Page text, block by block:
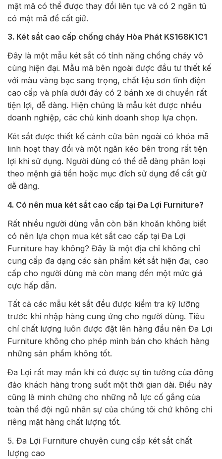
mật mã có thể được thay đổi liên tục và có 2 ngăn tủ
có mật mã để cất giữ.
3. Két sắt cao cấp chống cháy Hòa Phát KS168K1C1
Đây là một mẫu két sắt có tính năng chống cháy vô
cùng hiện đại. Mẫu mã bên ngoài được đầu tư thiết kế
với màu vàng bạc sang trọng, chất liệu sơn tĩnh điện
cao cấp và phía dưới đáy có 2 bánh xe di chuyển rất
tiện lợi, dễ dàng. Hiện chúng là mẫu két được nhiều
doanh nghiệp, các chủ kinh doanh shop lựa chọn.
Két sắt được thiết kế cánh cửa bên ngoài có khóa mã
linh hoạt thay đổi và một ngăn kéo bên trong rất tiện
lợi khi sử dụng. Người dùng có thể dễ dàng phân loại
theo mệnh giá tiền hoặc mục đích sử dụng để cất giữ
dễ dàng.
4. Có nên mua két sắt cao cấp tại Đa Lợi Furniture?
Rất nhiều người dùng vẫn còn băn khoăn không biết
có nên lựa chọn mua két sắt cao cấp tại Đa Lợi
Furniture hay không? Đây là một địa chỉ không chỉ
cung cấp đa dạng các sản phẩm két sắt hiện đại, cao
cấp cho người dùng mà còn mang đến một mức giá
cực hấp dẫn.
Tất cả các mẫu két sắt đều được kiểm tra kỹ lưỡng
trước khi nhập hàng cung ứng cho người dùng. Tiêu
chí chất lượng luôn được đặt lên hàng đầu nên Đa Lợi
Furniture không cho phép mình bán cho khách hàng
những sản phẩm không tốt.
Đa Lợi rất may mắn khi có được sự tin tưởng của đông
đảo khách hàng trong suốt một thời gian dài. Điều này
cũng là minh chứng cho những nỗ lực cố gắng của
toàn thể đội ngũ nhân sự của chúng tôi chứ không chỉ
riêng mặt hàng chất lượng tốt.
5. Đa Lợi Furniture chuyên cung cấp két sắt chất
lượng cao